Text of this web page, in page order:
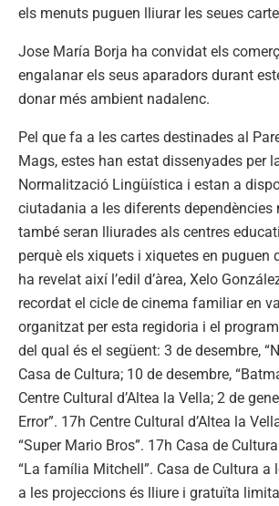
els menuts puguen lliurar les seues
Jose María Borja ha convidat els
engalanar els seus aparadors durant
donar més ambient nadalenc.
Pel que fa a les cartes destinades al
Mags, estes han estat dissenyades per
Normalització Lingüística i estan a
ciutadania a les diferents dependències
també seran lliurades als centres
perquè els xiquets i xiquetes en puguen
ha revelat així l’edil d’àrea, Xelo
recordat el cicle de cinema familiar en
organitzat per esta regidoria i el
del qual és el següent: 3 de desembre,
Casa de Cultura; 10 de desembre,
Centre Cultural d’Altea la Vella; 2 de
Error”. 17h Centre Cultural d’Altea la
“Super Mario Bros”. 17h Casa de
“La família Mitchell”. Casa de Cultura a
a les projeccions és lliure i gratuïta